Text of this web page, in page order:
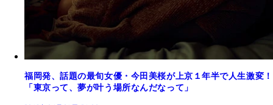
福岡発、話題の最旬女優・今田美桜が上京１年半で人生激変！
「東京って、夢が叶う場所なんだなって」